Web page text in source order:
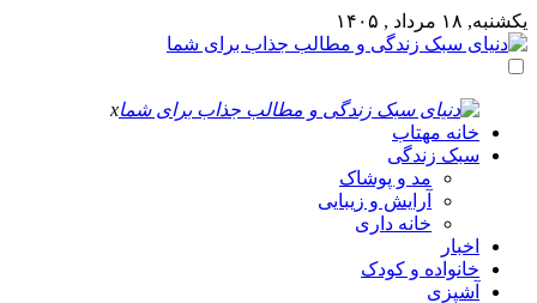
یکشنبه, ۱۸ مرداد , ۱۴۰۵
x
خانه مهتاب
سبک زندگی
مد و پوشاک
آرایش و زیبایی
خانه داری
اخبار
خانواده و کودک
آشپزی